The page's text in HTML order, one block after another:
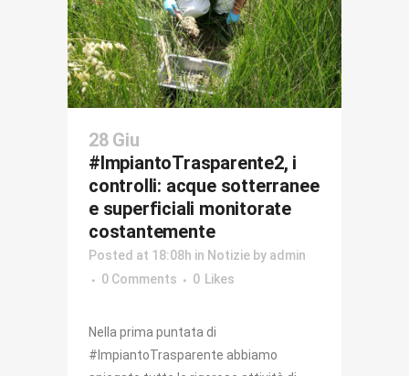
28 Giu
#ImpiantoTrasparente2, i
controlli: acque sotterranee
e superficiali monitorate
costantemente
Posted at 18:08h in Notizie by admin
0 Comments
0 Likes
Nella prima puntata di
#ImpiantoTrasparente abbiamo